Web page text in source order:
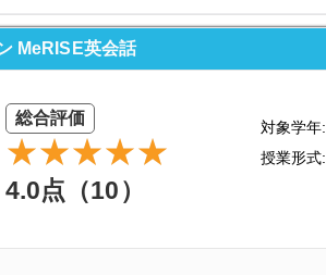
MeRISE英会話
総合評価
4.0点（10）
対象学年:
授業形式: